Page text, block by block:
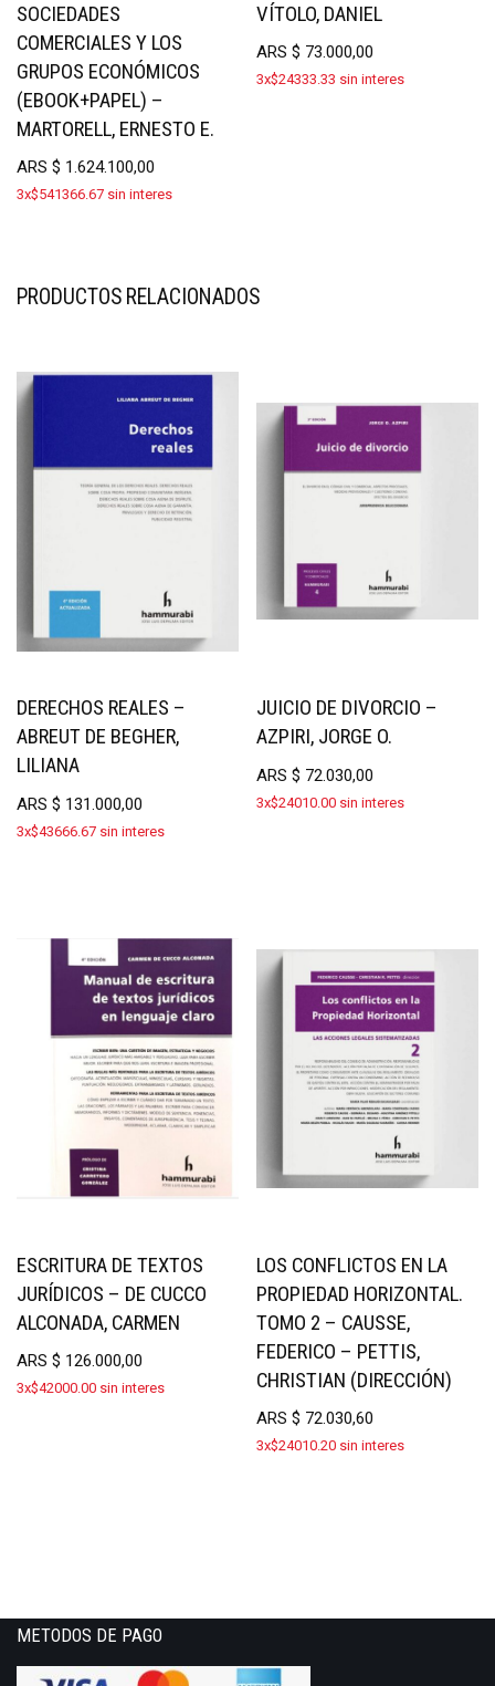
SOCIEDADES
COMERCIALES Y LOS
GRUPOS ECONÓMICOS
(EBOOK+PAPEL) –
MARTORELL, ERNESTO E.
ARS $ 1.624.100,00
3x$541366.67 sin interes
VÍTOLO, DANIEL
ARS$ 73.000,00
3x$24333.33 sin interes
PRODUCTOS RELACIONADOS
DERECHOS REALES –
ABREUT DE BEGHER,
LILIANA
ARS $ 131.000,00
3x$43666.67 sin interes
JUICIO DE DIVORCIO –
AZPIRI, JORGE O.
ARS$ 72.030,00
3x$24010.00 sin interes
ESCRITURA DE TEXTOS
JURÍDICOS – DE CUCCO
ALCONADA, CARMEN
ARS $ 126.000,00
3x$42000.00 sin interes
LOS CONFLICTOS EN LA
PROPIEDAD HORIZONTAL.
TOMO 2 – CAUSSE,
FEDERICO – PETTIS,
CHRISTIAN (DIRECCIÓN)
ARS$ 72.030,60
3x$24010.20 sin interes
METODOS DE PAGO